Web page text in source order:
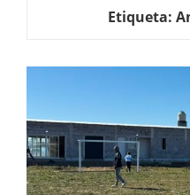
Etiqueta: